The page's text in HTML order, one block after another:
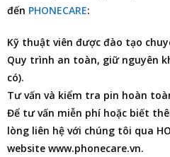
đến PHONECARE:
Kỹ thuật viên được đào tạo
Quy trình an toàn, giữ nguyên
có).
Tư vấn và kiểm tra pin hoàn
Để tư vấn miễn phí hoặc biết
lòng liên hệ với chúng tôi qua
website www.phonecare.vn.